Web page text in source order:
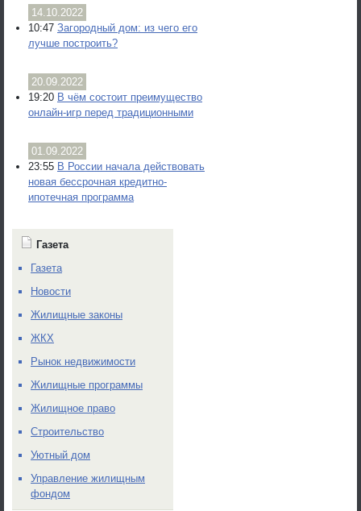
14.10.2022
10:47 Загородный дом: из чего его
лучше построить?
20.09.2022
19:20 В чём состоит преимущество
онлайн-игр перед традиционными
01.09.2022
23:55 В России начала действовать
новая бессрочная кредитно-
ипотечная программа
Газета
Газета
Новости
Жилищные законы
ЖКХ
Рынок недвижимости
Жилищные программы
Жилищное право
Строительство
Уютный дом
Управление жилищным
фондом